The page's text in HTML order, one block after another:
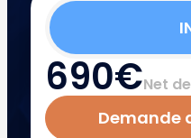
690€Net
Demande